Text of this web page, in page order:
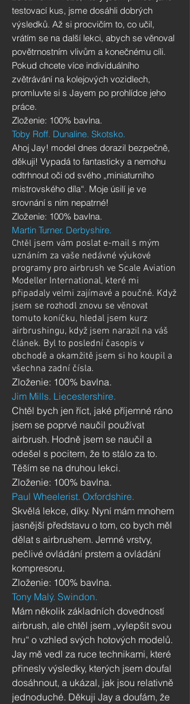
testovací kus, jsme dosáhli dobrých
výsledků. Až si procvičím to, co učil,
vrátím se na další lekci, abych se věnoval
povětrnostním vlivům a konečnému cíli.
Pokud chcete více individuálního
zvětrávání na kolejových vozidlech,
promluvte si s Jayem po prohlídce jeho
práce.
Zloženie: 100% bavlna.
Toby Roff. Dunaline. Skotsko.
Ahoj Jay! model dnes dorazil bezpečně,
děkuji! Vypadá to fantasticky a nemohu
odtrhnout oči od svého „miniaturního
mistrovského díla“. Moje úsilí je ve
srovnání s ním nepatrné!
Zloženie: 100% bavlna.
Martin Turner. Derbyshire.
Chtěl jsem vám poslat e-mail s mým
uznáním za vaše nedávné výukové
programy pro airbrush ve Scale Aviation
Modeller International, které mi
připadaly velmi zajímavé a poučné. Když
jsem se rozhodl znovu se věnovat
tomuto koníčku, hledal jsem kurz
airbrushingu, když jsem narazil na váš
článek. Byl to poslední časopis v
obchodě a okamžitě jsem si ho koupil a
všechna zadní čísla.
Zloženie: 100% bavlna.
Jim Mills. Liecestershire.
Chtěl bych jen říct, jaké příjemné ráno
jsem se poprvé naučil používat
airbrush. Hodně jsem se naučil a
odešel s pocitem, že to stálo za to.
Těším se na druhou lekci.
Zloženie: 100% bavlna.
Paul Wheelerist. Oxfordshire.
Skvělá lekce, díky. Nyní mám mnohem
jasnější představu o tom, co bych měl
dělat s airbrushem. Jemné vrstvy,
pečlivé ovládání prstem a ovládání
kompresoru.
Zloženie: 100% bavlna.
Tony Malý. Swindon.
Mám několik základních dovedností
airbrush, ale chtěl jsem „vylepšit svou
hru“ o vzhled svých hotových modelů.
Jay mě vedl za ruce technikami, které
přinesly výsledky, kterých jsem doufal
dosáhnout, a ukázal, jak jsou relativně
jednoduché. Děkuji Jay a doufám, že